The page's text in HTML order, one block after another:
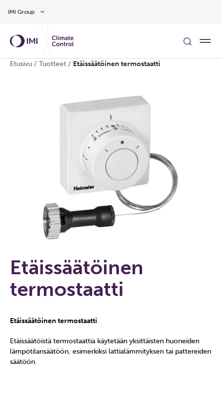
IMI Group
Etusivu / Tuotteet / Etäissäätöinen termostaatti
Etäissäätöinen
termostaatti
Etäissäätöinen termostaatti
Etäissäätöistä termostaattia käytetään yksittäisten huoneiden
lämpötilansäätöön, esimerkiksi lattialämmityksen tai pattereiden
säätöön.